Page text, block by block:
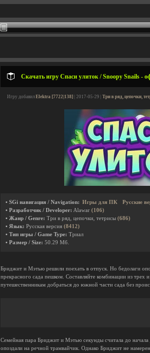
Скачать игру Спаси улиток / Snoopy Snails -
Игру добавил Elektra [7722|138] | 2017-05-29 | Три в ряд, цепочки,
• SGi навигация / Navigation: Игры для ПК Русские
• Разработчик / Developer: Alawar (106)
• Жанр / Genre: Три в ряд, цепочки, тетрисы (686)
• Язык: Русская версия (8412)
• Тип игры / Game Type: Триал
• Размер / Size: 50.29 Мб.
Бриджит и Мэтью решили поехать в отпуск. Но бедолаги
прекрасного сада пешком. Составляйте комбинации из
путешественникам добраться до южной части сада без
Семейная пара Бриджит и Мэтью секунды считала до
опоздали на речной трамвайчик. Однако Бриджит не